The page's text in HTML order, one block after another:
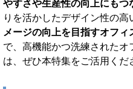
やすさや生産性の向上にもつ
りを活かしたデザイン性の高
メージの向上を目指すオフィ
で、高機能かつ洗練された
は、ぜひ本特集をご活用くだ